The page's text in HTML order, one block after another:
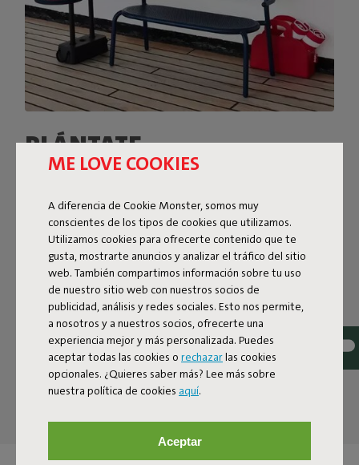
ME LOVE COOKIES
A diferencia de Cookie Monster, somos muy
conscientes de los tipos de cookies que utilizamos.
Utilizamos cookies para ofrecerte contenido que te
gusta, mostrarte anuncios y analizar el tráfico del sitio
web. También compartimos información sobre tu uso
de nuestro sitio web con nuestros socios de
publicidad, análisis y redes sociales. Esto nos permite,
a nosotros y a nuestros socios, ofrecerte una
experiencia mejor y más personalizada. Puedes
aceptar todas las cookies o rechazarlas cookies
opcionales. ¿Quieres saber más? Lee más sobre
nuestra política de cookies aquí.
Aceptar
PLÁNTATE
CÓMODAMENTE EN TU
BANCO DE JARDÍN
¿Gris? ¿Amarillo? ¿O prefieres el verde? No te preocupes,
Bankski acierta siempre, independientemente del color
que elijas. Dado que este banco de exteriores es
resistente a los rayos UV y a la corrosión, seguirá
ofreciéndote descanso durante muchos años. Al estar
fabricado en aluminio ligero, resulta fácil de levantar o
apilar. Además, con el cojín Bankski a juego,
permanecerás cómodamente sentado durante largas
horas.